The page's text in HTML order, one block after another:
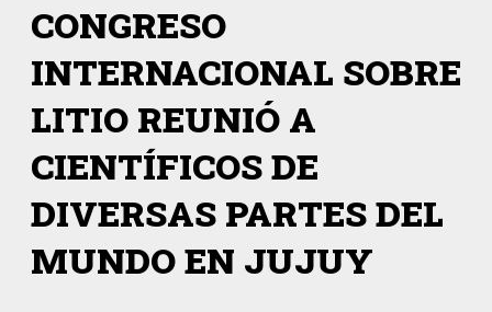
CONGRESO
INTERNACIONAL SOBRE
LITIO REUNIÓ A
CIENTÍFICOS DE
DIVERSAS PARTES DEL
MUNDO EN JUJUY